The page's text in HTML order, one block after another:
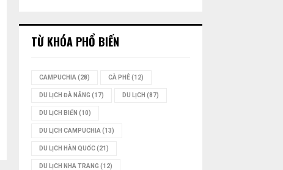
TỪ KHÓA PHỔ BIẾN
CAMPUCHIA (28) CÀ PHÊ(12)
DU LỊCH ĐÀ NẴNG (17) DU LỊCH (87)
DU LỊCH BIỂN (10)
DU LỊCH CAMPUCHIA (13)
DU LỊCH HÀN QUỐC(21)
DU LỊCH NHA TRANG (12)